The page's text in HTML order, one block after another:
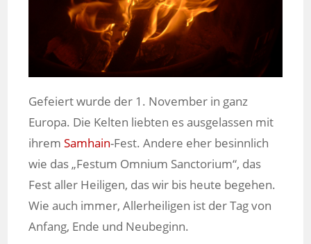
Gefeiert wurde der 1. November in ganz
Europa. Die Kelten liebten es ausgelassen mit
ihremSamhain-Fest. Andere eher besinnlich
wie das „Festum Omnium Sanctorium“, das
Fest aller Heiligen, das wir bis heute begehen.
Wie auch immer, Allerheiligen ist der Tag von
Anfang, Ende und Neubeginn.